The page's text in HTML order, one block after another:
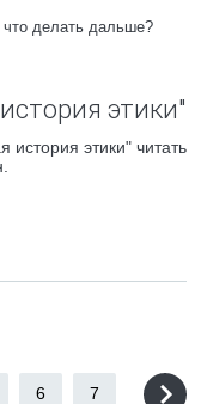
делать дальше?
этики"
история этики" читать
6 7